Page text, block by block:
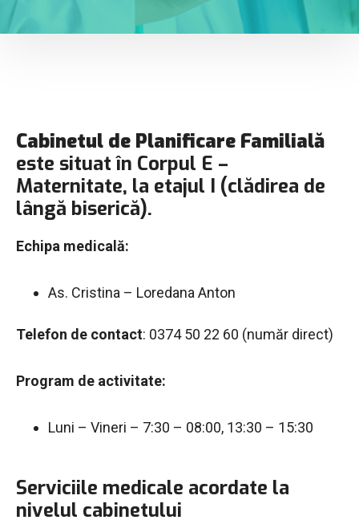
Cabinetul de Planificare Familială
este situat în Corpul E –
Maternitate, la etajul I (clădirea de
lângă biserică).
Echipa medicală:
As. Cristina – Loredana Anton
Telefon de contact: 0374 50 22 60 (număr direct)
Program de activitate:
Luni – Vineri – 7:30 – 08:00, 13:30 – 15:30
Serviciile medicale acordate la
nivelul cabinetului